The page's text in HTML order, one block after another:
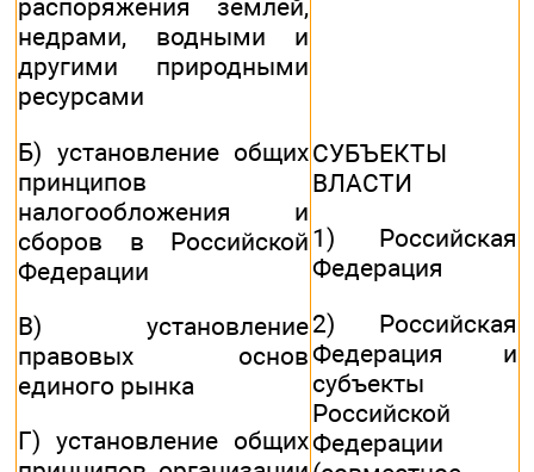
распоряжения землей,
недрами, водными и
другими природными
ресурсами
Б) установление общих
принципов
налогообложения и
сборов в Российской
Федерации
В) установление
правовых основ
единого рынка
Г) установление общих
СУБЪЕКТЫ
ВЛАСТИ
1) Российская
Федерация
2) Российская
Федерация и
субъекты
Российской
Федерации